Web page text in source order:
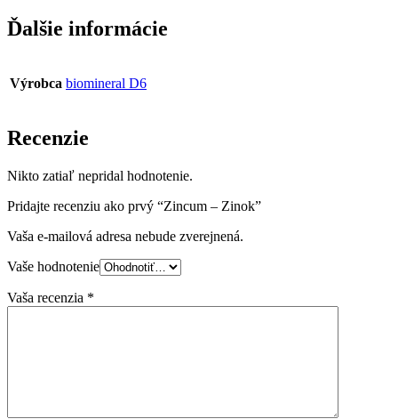
Ďalšie informácie
Výrobca biomineral D6
Recenzie
Nikto zatiaľ nepridal hodnotenie.
Pridajte recenziu ako prvý “Zincum – Zinok”
Vaša e-mailová adresa nebude zverejnená.
Vaše hodnotenie
Vaša recenzia *